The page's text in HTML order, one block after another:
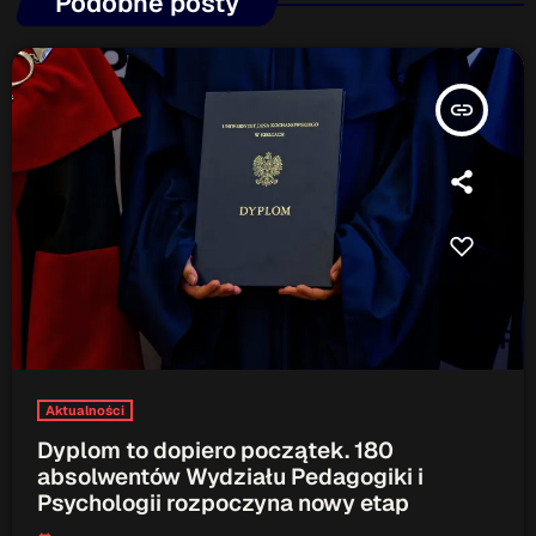
Serwis Informacyjny
18:00 - 18:05
Serwis Informacyjny
insert_link
Aktualności
Dyplom to dopiero początek. 180
absolwentów Wydziału Pedagogiki i
Psychologii rozpoczyna nowy etap